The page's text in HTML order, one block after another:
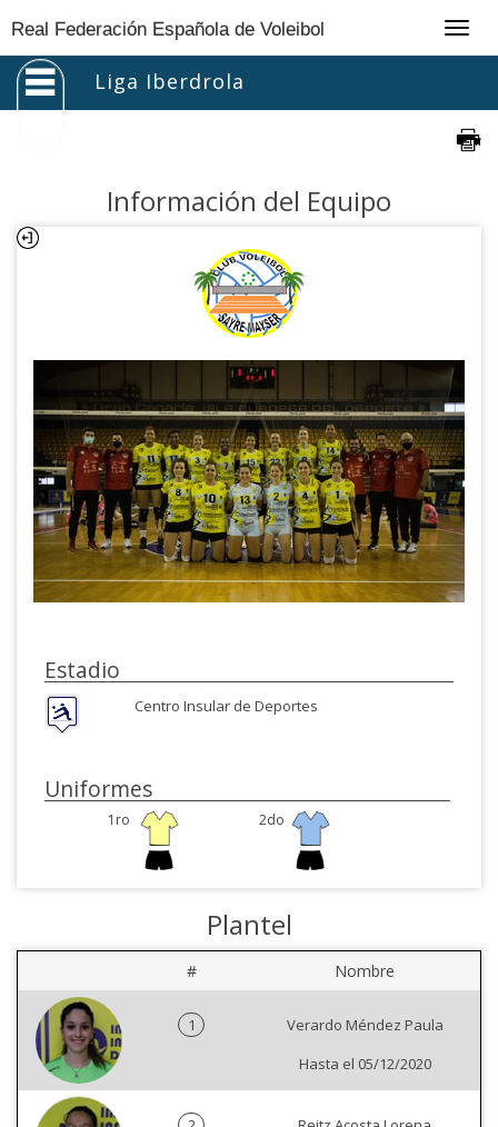
Real Federación Española de Voleibol
Liga Iberdrola
Información del Equipo
Estadio
Centro Insular de Deportes
Uniformes
1ro 2do
Plantel
# Nombre
1
Verardo Méndez Paula
Hasta el 05/12/2020